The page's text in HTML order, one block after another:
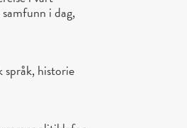
i dag,
språk, historie